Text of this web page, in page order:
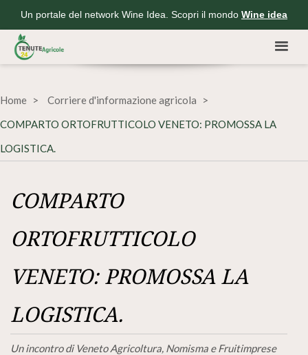
Un portale del network Wine Idea. Scopri il mondo Wine idea
Home
Corriere d'informazione agricola
COMPARTO ORTOFRUTTICOLO VENETO: PROMOSSA LA
LOGISTICA.
COMPARTO
ORTOFRUTTICOLO
VENETO: PROMOSSA LA
LOGISTICA.
Un incontro di Veneto Agricoltura, Nomisma e Fruitimprese